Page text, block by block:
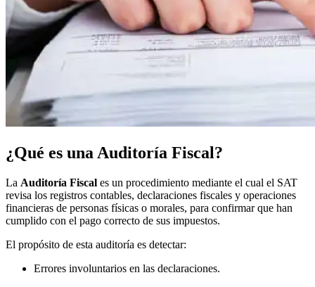
¿Qué es una Auditoría Fiscal?
La Auditoría Fiscal es un procedimiento mediante el cual el SAT
revisa los registros contables, declaraciones fiscales y operaciones
financieras de personas físicas o morales, para confirmar que han
cumplido con el pago correcto de sus impuestos.
El propósito de esta auditoría es detectar:
Errores involuntarios en las declaraciones.